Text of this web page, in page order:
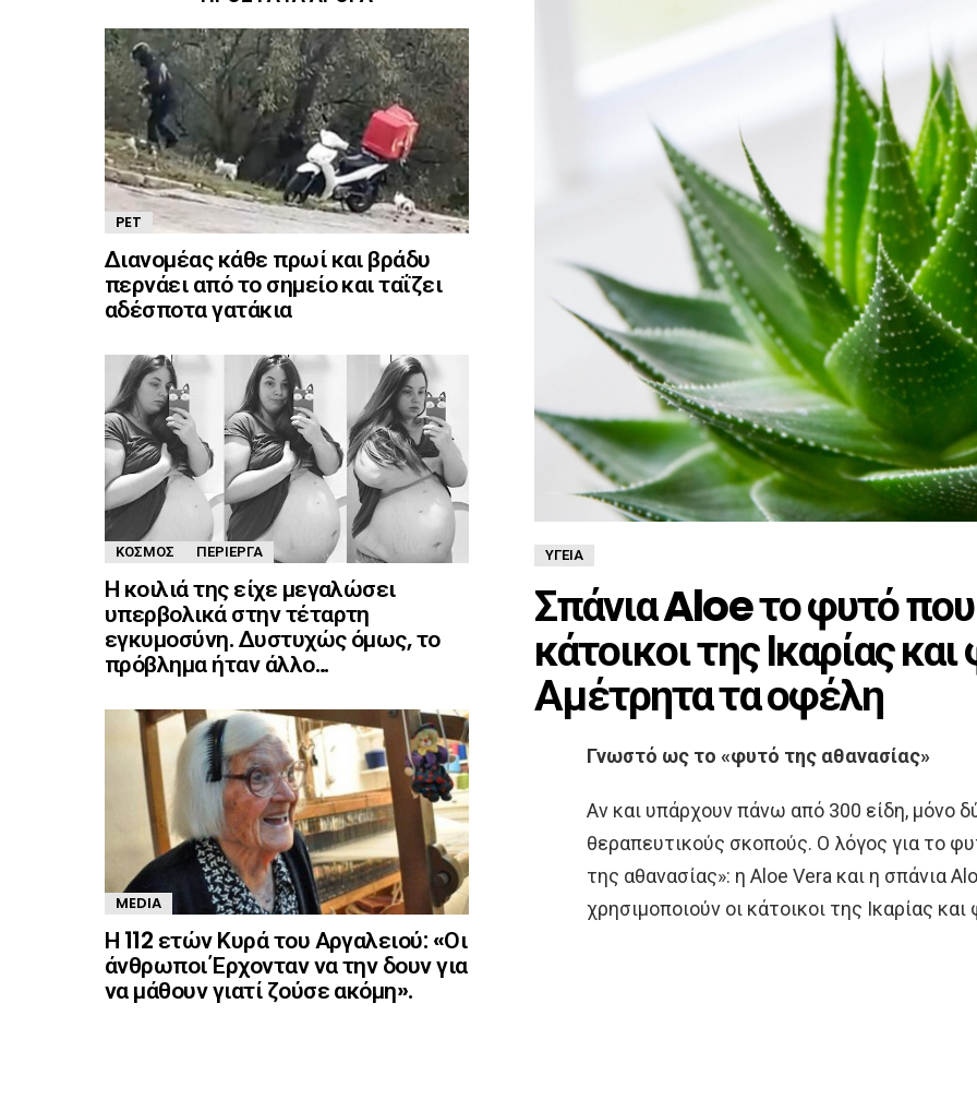
ΥΓΕΊΑ
Σπάνια Aloe το φυτό
κάτοικοι της Ικαρίας
Αμέτρητα τα οφέλη
Γνωστό ως το «φυτό της αθανασίας»
Αν και υπάρχουν πάνω από 300 είδη, μόνο
θεραπευτικούς σκοπούς. Ο λόγος για το
της αθανασίας»: η Aloe Vera και η σπάνια
χρησιμοποιούν οι κάτοικοι της Ικαρίας
PET
Διανομέας κάθε πρωί και βράδυ
περνάει από το σημείο και ταΐζει
αδέσποτα γατάκια
ΚΌΣΜΟΣ ΠΕΡΊΕΡΓΑ
Η κοιλιά της είχε μεγαλώσει
υπερβολικά στην τέταρτη
εγκυμοσύνη. Δυστυχώς όμως, το
πρόβλημα ήταν άλλο…
MEDIA
Η 112 ετών Κυρά του Αργαλειού: «Οι
άνθρωποι Έρχονταν να την δουν για
να μάθουν γιατί ζούσε ακόμη».